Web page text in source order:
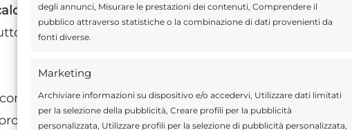
degli annunci, Misurare le prestazioni dei contenuti, Comprendere il
pubblico attraverso statistiche o la combinazione di dati provenienti da
fonti diverse.
Marketing
Archiviare informazioni su dispositivo e/o accedervi, Utilizzare dati limitati
per la selezione della pubblicità, Creare profili per la pubblicità
personalizzata, Utilizzare profili per la selezione di pubblicità personalizzata,
sui settori settentrionali della Sicilia, mentre
elevate nelle aree centro-orientali e nel
tra le diverse zone dell’Isola, con valori
meridionali e orientali.